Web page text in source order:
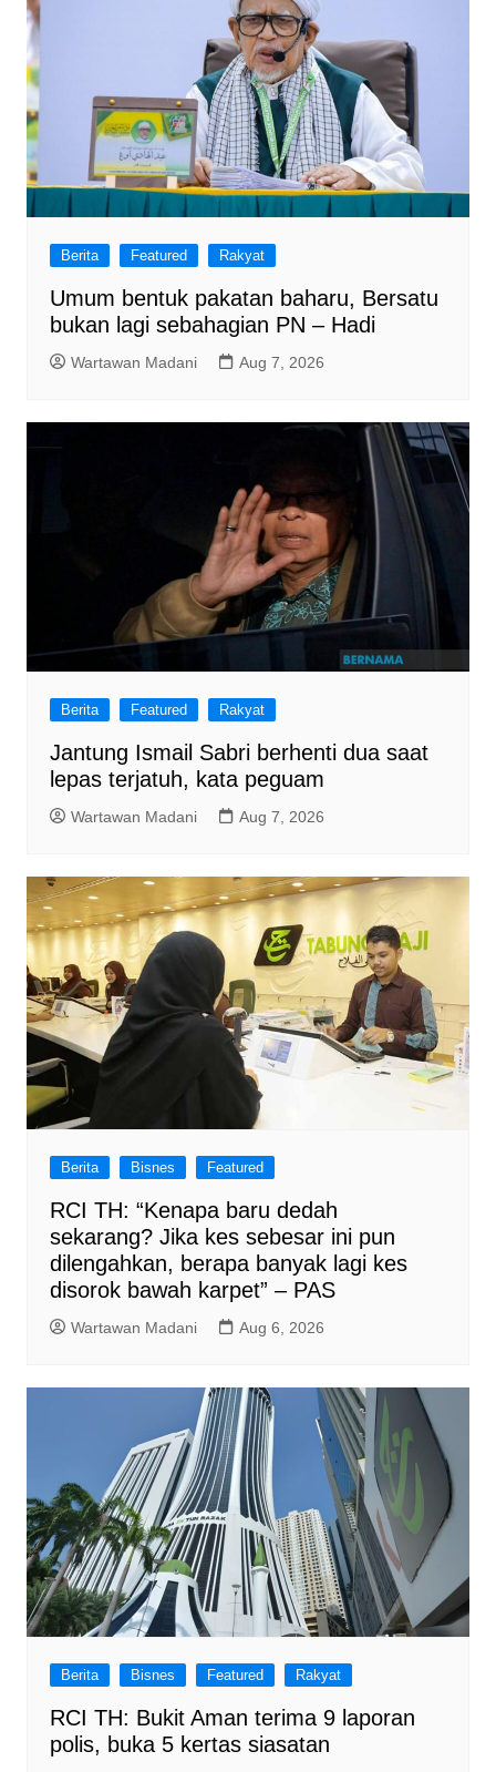
Berita Featured Rakyat
Umum bentuk pakatan baharu, Bersatu
bukan lagi sebahagian PN – Hadi
Wartawan Madani Aug 7, 2026
Berita Featured Rakyat
Jantung Ismail Sabri berhenti dua saat
lepas terjatuh, kata peguam
Wartawan Madani Aug 7, 2026
Berita Bisnes Featured
RCI TH: “Kenapa baru dedah
sekarang? Jika kes sebesar ini pun
dilengahkan, berapa banyak lagi kes
disorok bawah karpet” – PAS
Wartawan Madani Aug 6, 2026
Berita Bisnes Featured Rakyat
RCI TH: Bukit Aman terima 9 laporan
polis, buka 5 kertas siasatan